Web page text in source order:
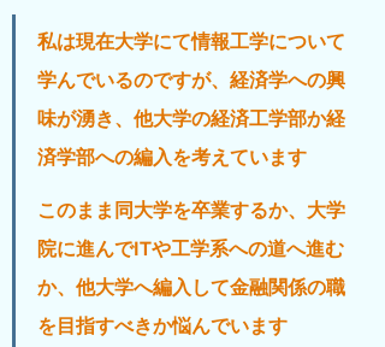
私は現在大学にて情報工学について
学んでいるのですが、経済学への興
味が湧き、他大学の経済工学部か経
済学部への編入を考えています
このまま同大学を卒業するか、大学
院に進んでITや工学系への道へ進む
か、他大学へ編入して金融関係の職
を目指すべきか悩んでいます